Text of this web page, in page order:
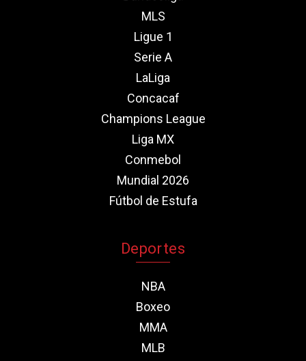
MLS
Ligue 1
Serie A
LaLiga
Concacaf
Champions League
Liga MX
Conmebol
Mundial 2026
Fútbol de Estufa
Deportes
NBA
Boxeo
MMA
MLB